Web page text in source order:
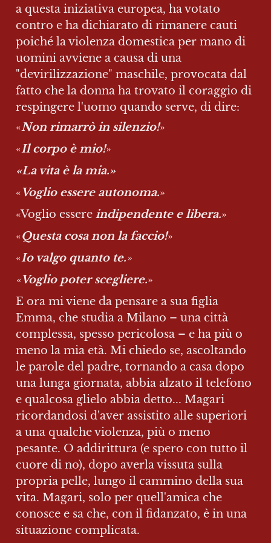
a questa iniziativa europea, ha votato
contro e ha dichiarato di rimanere cauti
poiché la violenza domestica per mano di
uomini avviene a causa di una
"devirilizzazione" maschile, provocata dal
fatto che la donna ha trovato il coraggio di
respingere l'uomo quando serve, di dire:
«Non rimarrò in silenzio!»
«Il corpo è mio!»
«La vita è la mia.»
«Voglio essere autonoma.»
«Voglio essere indipendente e libera.»
«Questa cosa non la faccio!»
«Io valgo quanto te.»
«Voglio poter scegliere.»
E ora mi viene da pensare a sua figlia
Emma, che studia a Milano – una città
complessa, spesso pericolosa – e ha più o
meno la mia età. Mi chiedo se, ascoltando
le parole del padre, tornando a casa dopo
una lunga giornata, abbia alzato il telefono
e qualcosa glielo abbia detto... Magari
ricordandosi d'aver assistito alle superiori
a una qualche violenza, più o meno
pesante. O addirittura (e spero con tutto il
cuore di no), dopo averla vissuta sulla
propria pelle, lungo il cammino della sua
vita. Magari, solo per quell'amica che
conosce e sa che, con il fidanzato, è in una
situazione complicata.